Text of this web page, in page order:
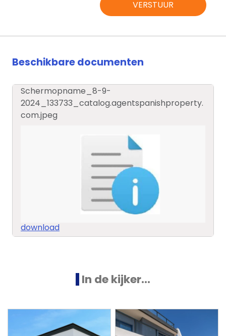
VERSTUUR
Beschikbare documenten
Schermopname_8-9-
2024_133733_catalog.agentspanishproperty.
com.jpeg
download
In de kijker...